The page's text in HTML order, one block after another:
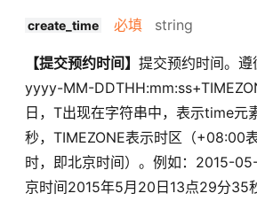
create_time 必填 string
【提交预约时间】 提交预约时间。遵
yyyy-MM-
日，T出现在字符串中，表示time元
秒，TIMEZONE表示时区（+08:00
时，即北京时间）。例如：2015-
京时间2015年5月20日13点29分35